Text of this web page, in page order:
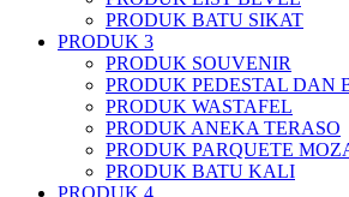
PRODUK BATU SIKAT
PRODUK 3
PRODUK SOUVENIR
PRODUK PEDESTAL DAN
PRODUK WASTAFEL
PRODUK ANEKA TERASO
PRODUK PARQUETE
PRODUK BATU KALI
PRODUK 4